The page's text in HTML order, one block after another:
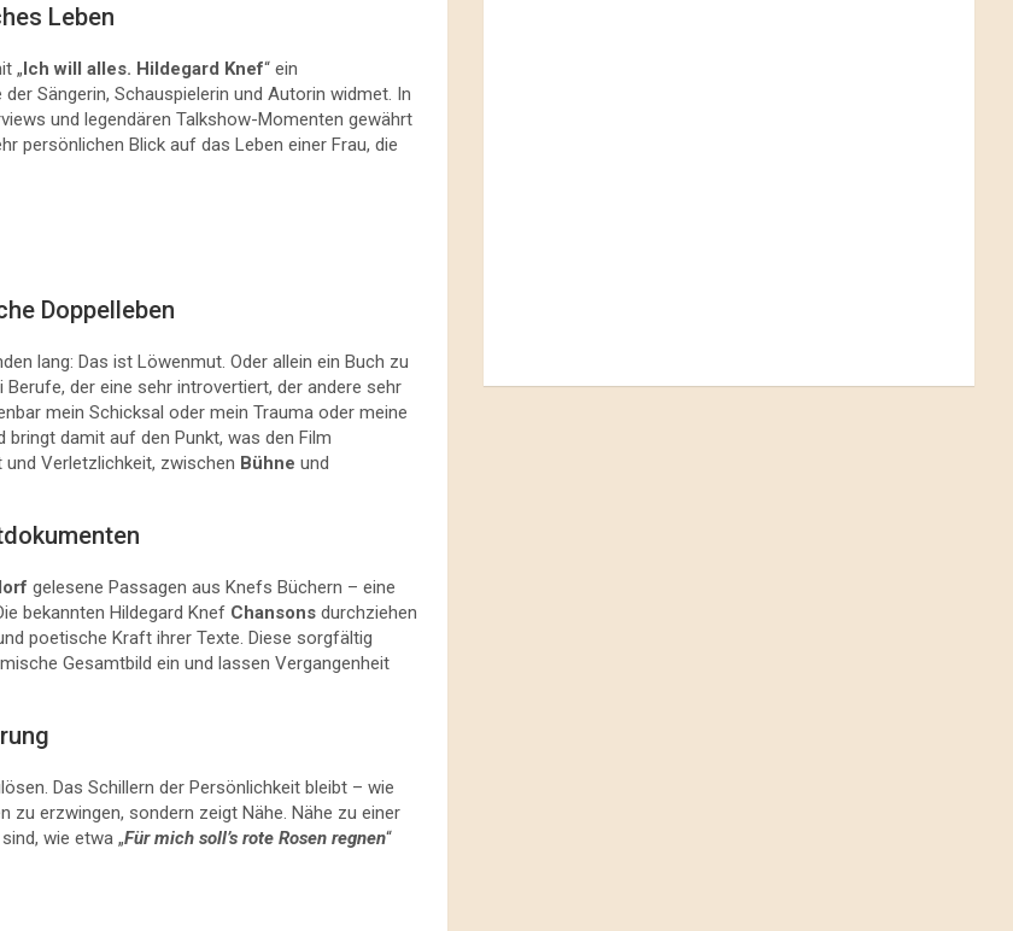
Leben
„Ich will alles. Hildegard Knef“ ein
Sängerin, Schauspielerin und Autorin widmet. In
und legendären Talkshow-Momenten gewährt
persönlichen Blick auf das Leben einer Frau, die
Doppelleben
lang: Das ist Löwenmut. Oder allein ein Buch zu
der eine sehr introvertiert, der andere sehr
mein Schicksal oder mein Trauma oder meine
damit auf den Punkt, was den Film
Verletzlichkeit, zwischen Bühne und
gelesene Passagen aus Knefs Büchern – eine
bekannten Hildegard Knef Chansons durchziehen
poetische Kraft ihrer Texte. Diese sorgfältig
Gesamtbild ein und lassen Vergangenheit
Das Schillern der Persönlichkeit bleibt – wie
erzwingen, sondern zeigt Nähe. Nähe zu einer
wie etwa „Für mich soll’s rote Rosen regnen“